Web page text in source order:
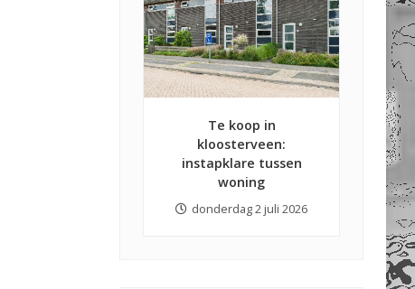
Te koop in
kloosterveen:
instapklare tussen
woning
donderdag 2 juli 2026